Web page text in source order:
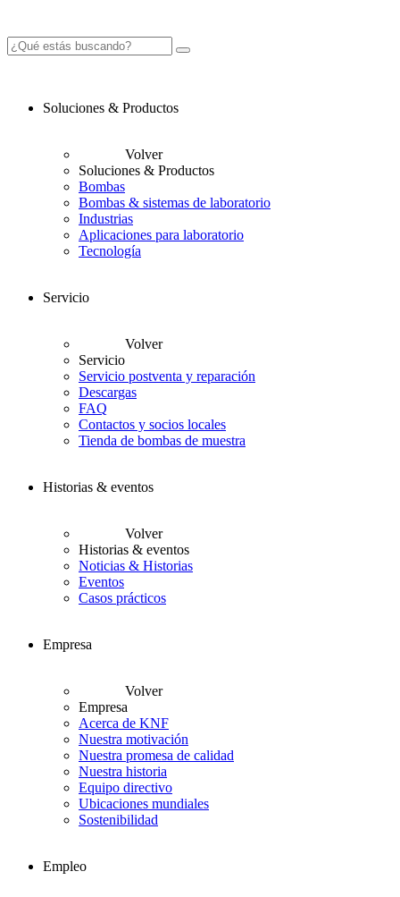
Soluciones & Productos
Volver
Soluciones & Productos
Bombas
Bombas & sistemas de laboratorio
Industrias
Aplicaciones para laboratorio
Tecnología
Servicio
Volver
Servicio
Servicio postventa y reparación
Descargas
FAQ
Contactos y socios locales
Tienda de bombas de muestra
Historias & eventos
Volver
Historias & eventos
Noticias & Historias
Eventos
Casos prácticos
Empresa
Volver
Empresa
Acerca de KNF
Nuestra motivación
Nuestra promesa de calidad
Nuestra historia
Equipo directivo
Ubicaciones mundiales
Sostenibilidad
Empleo